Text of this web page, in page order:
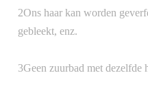
2Ons haar kan worden
gebleekt, enz.
3Geen zuurbad met dezelfde